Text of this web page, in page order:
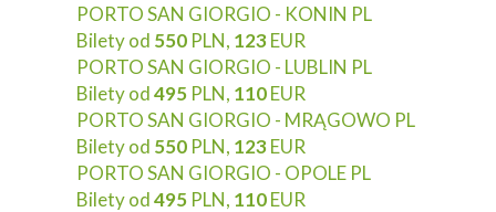
PORTO SAN GIORGIO - KONIN PL
Bilety od 550 PLN, 123EUR
PORTO SAN GIORGIO - LUBLIN PL
Bilety od495 PLN, 110EUR
PORTO SAN GIORGIO - MRĄGOWO PL
Bilety od 550 PLN, 123EUR
PORTO SAN GIORGIO - OPOLE PL
Bilety od495 PLN, 110EUR